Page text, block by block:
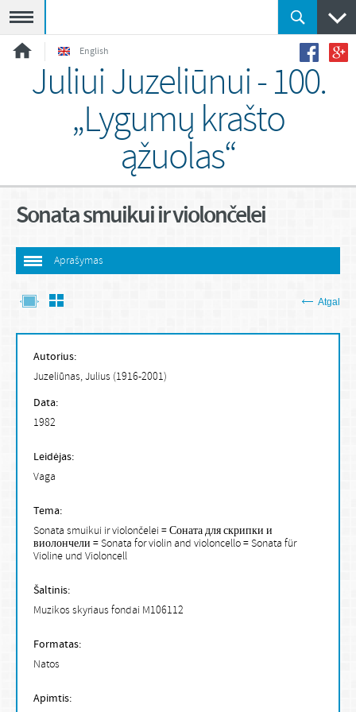
English
Juliui Juzeliūnui - 100.
„Lygumų krašto
ąžuolas“
Sonata smuikui ir violončelei
Aprašymas
Atgal
Autorius:
Juzeliūnas, Julius (1916-2001)
Data:
1982
Leidėjas:
Vaga
Tema:
Sonata smuikui ir violončelei = Соната для скрипки и
виолончели = Sonata for violin and violoncello = Sonata für
Violine und Violoncell
Šaltinis:
Muzikos skyriaus fondai M106112
Formatas:
Natos
Apimtis: